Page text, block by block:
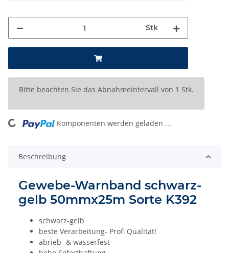
Stk
x
Bitte beachten Sie das Abnahmeintervall von 1 Stk.
Komponenten werden geladen ...
Beschreibung
Gewebe-Warnband schwarz-
gelb 50mmx25m Sorte K392
schwarz-gelb
beste Verarbeitung- Profi Qualität!
abrieb- & wasserfest